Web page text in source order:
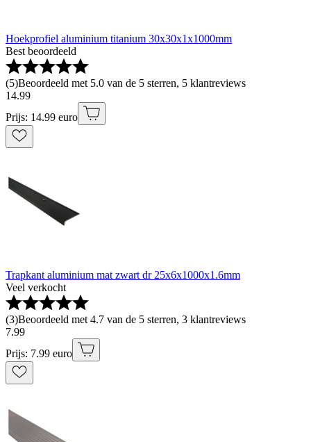
Hoekprofiel aluminium titanium 30x30x1x1000mm
Best beoordeeld
(5)Beoordeeld met 5.0 van de 5 sterren, 5 klantreviews
14.99
Prijs: 14.99 euro
Trapkant aluminium mat zwart dr 25x6x1000x1.6mm
Veel verkocht
(3)Beoordeeld met 4.7 van de 5 sterren, 3 klantreviews
7.99
Prijs: 7.99 euro